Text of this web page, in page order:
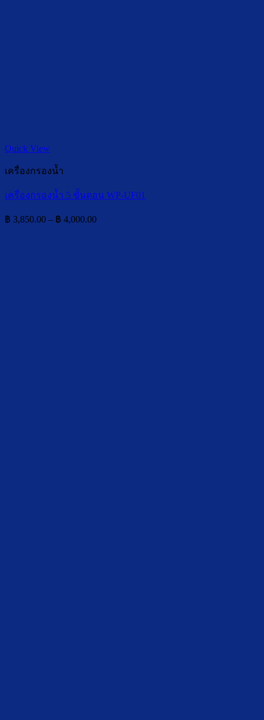
Quick View
เครื่องกรองน้ำ
เครื่องกรองน้ำ 5 ขั้นตอน WP-UF01
฿ 3,850.00 – ฿ 4,000.00Price